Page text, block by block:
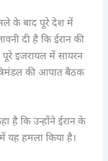
के बाद पूरे देश में
दी है कि ईरान की
इजरायल में सायरन
की आपात बैठक
है कि उन्होंने ईरान के
यह हमला किया है।